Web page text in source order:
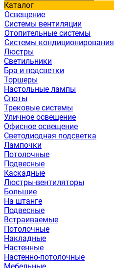
Каталог
Освещение
Системы вентиляции
Отопительные системы
Системы кондиционирования
Люстры
Светильники
Бра и подсветки
Торшеры
Настольные лампы
Споты
Трековые системы
Уличное освещение
Офисное освещение
Светодиодная подсветка
Лампочки
Потолочные
Подвесные
Каскадные
Люстры-вентиляторы
Большие
На штанге
Подвесные
Встраиваемые
Потолочные
Накладные
Настенные
Настенно-потолочные